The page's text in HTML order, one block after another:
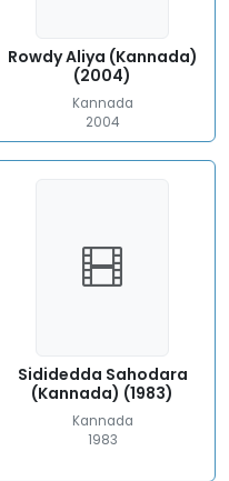
Rowdy Aliya (Kannada)
(2004)
Kannada
2004
Sididedda Sahodara
(Kannada) (1983)
Kannada
1983